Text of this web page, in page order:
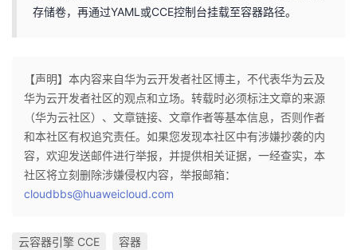
存储卷，再通过YAML或CCE控制台挂载至容器路径。
【声明】本内容来自华为云开发者社区博主，不代表华为云及
华为云开发者社区的观点和立场。转载时必须标注文章的来源
（华为云社区）、文章链接、文章作者等基本信息，否则作者
和本社区有权追究责任。如果您发现本社区中有涉嫌抄袭的内
容，欢迎发送邮件进行举报，并提供相关证据，一经查实，本
社区将立刻删除涉嫌侵权内容，举报邮箱：
cloudbbs@huaweicloud.com
云容器引擎 CCE 容器